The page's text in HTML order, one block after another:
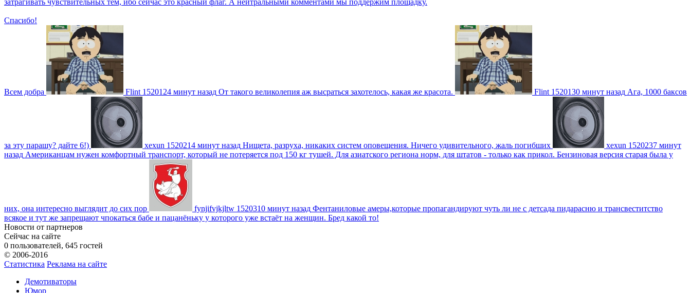
Спасибо!
Всем добра Flint 1520124 минут назад От такого великолепия аж высраться захотелось, какая же красота. Flint 1520130 минут назад Ага, 1000 баксов
за эту парашу? дайте 6!) xexun 1520214 минут назад Нищета, разруха, никаких систем оповещения. Ничего удивительного, жаль погибших xexun 1520237 минут
назад Американцам нужен комфортный транспорт, который не потеряется под 150 кг тушей. Для азиатского региона норм, для штатов - только как прикол. Бензиновая версия старая была у
них, она интересно выглядит до сих пор fynjifvjkjltw 1520310 минут назад Фентаниловые амеры,которые пропагандируют чуть ли не с детсада пидарасню и трансвеститство
всякое и тут же запрещают чпокаться бабе и пацанёньку у которого уже встаёт на женщин. Бред какой то!
Новости от партнеров
Сейчас на сайте
0 пользователей, 645 гостей
© 2006-2016
Статистика Реклама на сайте
Демотиваторы
Юмор